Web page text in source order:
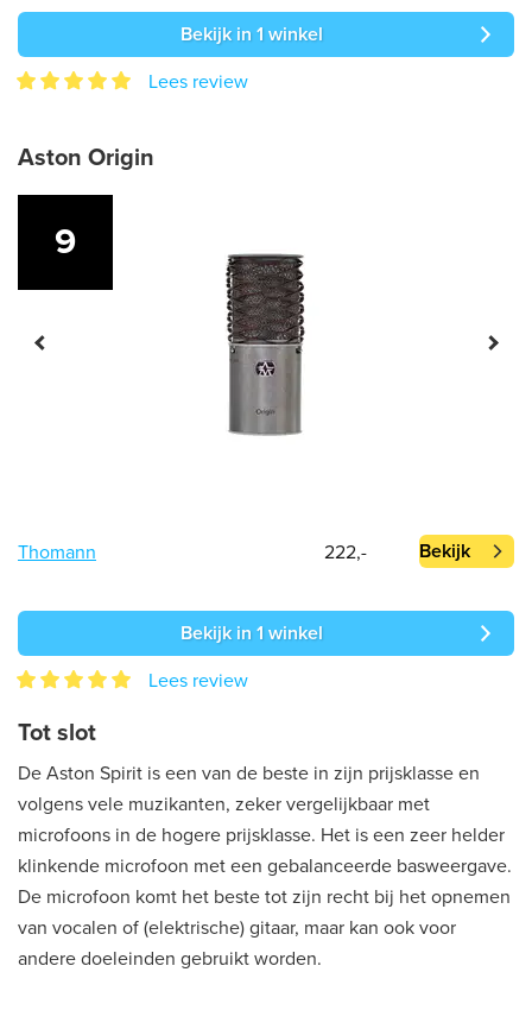
Bekijk in 1 winkel
Lees review
Aston Origin
9
Thomann 222,- Bekijk
Bekijk in 1 winkel
Lees review
Tot slot
De Aston Spirit is een van de beste in zijn prijsklasse en
volgens vele muzikanten, zeker vergelijkbaar met
microfoons in de hogere prijsklasse. Het is een zeer helder
klinkende microfoon met een gebalanceerde basweergave.
De microfoon komt het beste tot zijn recht bij het opnemen
van vocalen of (elektrische) gitaar, maar kan ook voor
andere doeleinden gebruikt worden.